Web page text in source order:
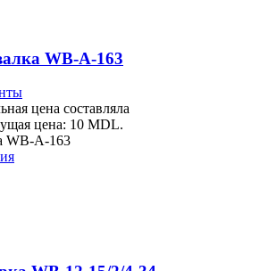
WB-A-163
цена составляла
цена: 10 MDL.
WB-A-163